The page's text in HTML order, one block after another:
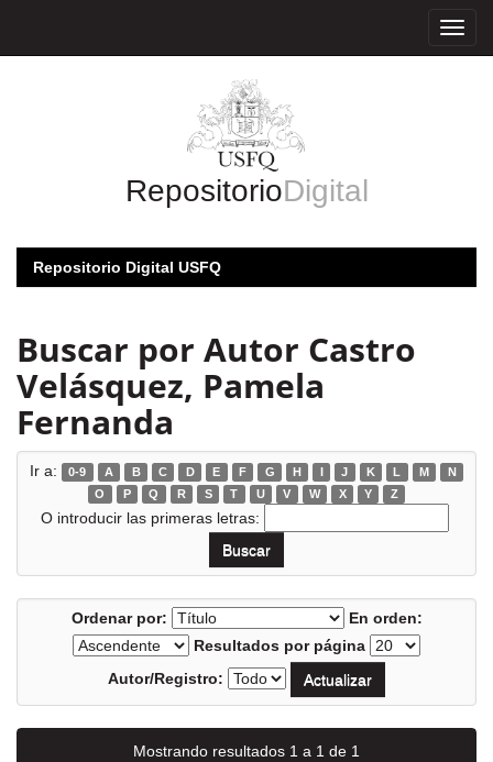
RepositorioDigital
Repositorio Digital USFQ
Buscar por Autor Castro
Velásquez, Pamela
Fernanda
Ir a: 0-9 A B C D E F G H I J K L M
N
O
P Q R S T U V W X Y Z
O introducir las primeras letras:
Ordenar por:
En orden:
Resultados por página
Autor/Registro:
Mostrando resultados 1 a 1 de 1